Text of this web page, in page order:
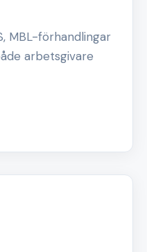
MBL-förhandlingar
arbetsgivare